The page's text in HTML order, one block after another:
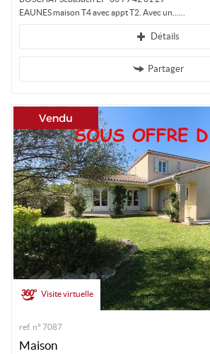
EAUNES maison T4 avec appt T2. Avec un...
Détails
Partager
Visite virtuelle
ref. n° 7087
Maison